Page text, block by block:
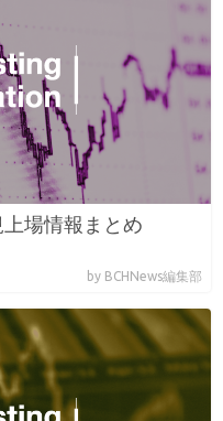
場情報まとめ
by BCHNews編集部